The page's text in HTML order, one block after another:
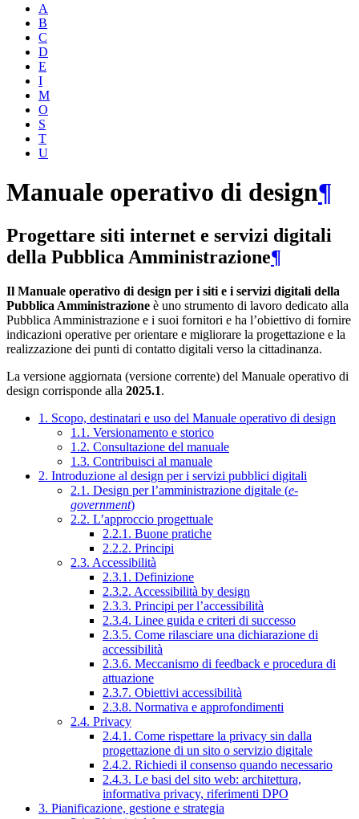
A
B
C
D
E
I
M
O
S
T
U
Manuale operativo di design¶
Progettare siti internet e servizi digitali
della Pubblica Amministrazione¶
Il Manuale operativo di design per i siti e i servizi digitali della
Pubblica Amministrazione è uno strumento di lavoro dedicato alla
Pubblica Amministrazione e i suoi fornitori e ha l’obiettivo di fornire
indicazioni operative per orientare e migliorare la progettazione e la
realizzazione dei punti di contatto digitali verso la cittadinanza.
La versione aggiornata (versione corrente) del Manuale operativo di
design corrisponde alla 2025.1.
1. Scopo, destinatari e uso del Manuale operativo di design
1.1. Versionamento e storico
1.2. Consultazione del manuale
1.3. Contribuisci al manuale
2. Introduzione al design per i servizi pubblici digitali
2.1. Design per l’amministrazione digitale (e-
government)
2.2. L’approccio progettuale
2.2.1. Buone pratiche
2.2.2. Principi
2.3. Accessibilità
2.3.1. Definizione
2.3.2. Accessibilità by design
2.3.3. Principi per l’accessibilità
2.3.4. Linee guida e criteri di successo
2.3.5. Come rilasciare una dichiarazione di
accessibilità
2.3.6. Meccanismo di feedback e procedura di
attuazione
2.3.7. Obiettivi accessibilità
2.3.8. Normativa e approfondimenti
2.4. Privacy
2.4.1. Come rispettare la privacy sin dalla
progettazione di un sito o servizio digitale
2.4.2. Richiedi il consenso quando necessario
2.4.3. Le basi del sito web: architettura,
informativa privacy, riferimenti DPO
3. Pianificazione, gestione e strategia